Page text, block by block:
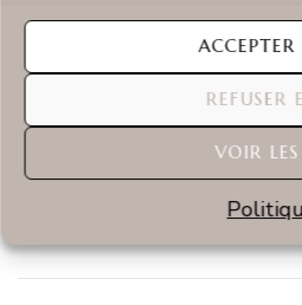
REFUSER
VOIR LES
que bonnes — avec un
pincée de bien-être
plaisir sans
Entre deux biberons et
des douceurs plus saines,
Ici, on mélange amour
,